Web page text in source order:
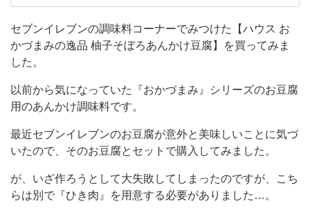
を
買
っ
て
み
ま
し
た。
以
前
にもよくお世話になっています。 よく行くコン
ビニはセブンイレブン・ファミリーマートがメ
インです。 ついいつも同じものを買いがちなの
セブンイレブンの調味料コーナーでみつけた【ハウス お
かづまみの逸品 柚子そぼろあんかけ豆腐】を買ってみま
した。
以前から気になっていた『おかづまみ』シリーズのお豆腐
用のあんかけ調味料です。
最近セブンイレブンのお豆腐が意外と美味しいことに気づ
いたので、そのお豆腐とセットで購入してみました。
が、いざ作ろうとして大失敗してしまったのですが、こち
らは別で『ひき肉』を用意する必要がありました…。